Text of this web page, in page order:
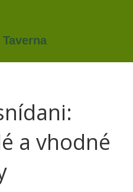
a vhodné